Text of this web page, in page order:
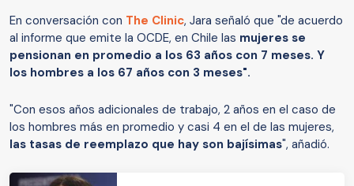
En conversación con The Clinic, Jara señaló que "de acuerdo
al informe que emite la OCDE, en Chile las mujeres se
pensionan en promedio a los 63 años con 7 meses. Y
los hombres a los 67 años con 3 meses".
"Con esos años adicionales de trabajo, 2 años en el caso de
los hombres más en promedio y casi 4 en el de las mujeres,
las tasas de reemplazo que hay son bajísimas", añadió.